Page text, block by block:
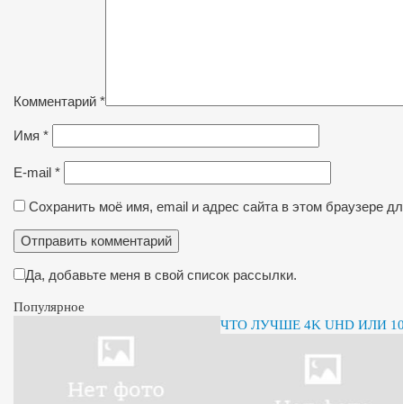
Комментарий *
Имя *
E-mail *
Сохранить моё имя, email и адрес сайта в этом браузере
Да, добавьте меня в свой список рассылки.
Популярное
ЧТО ЛУЧШЕ 4K UHD ИЛИ